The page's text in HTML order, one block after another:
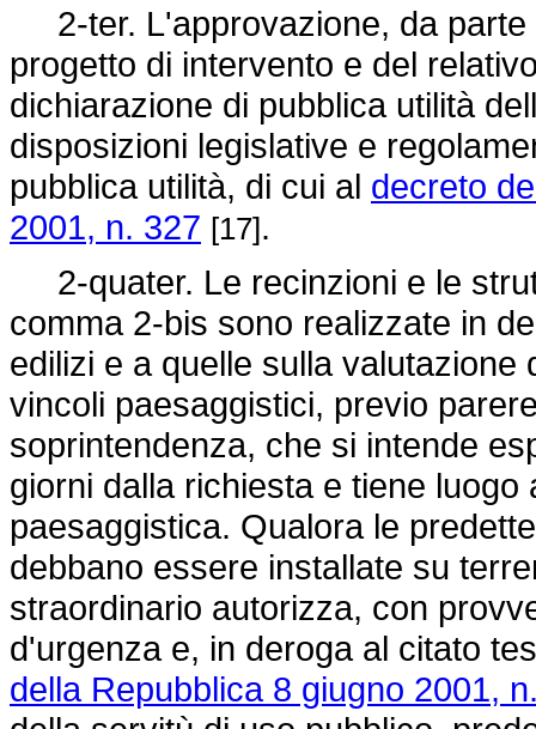
2-ter. L'approvazione, da parte
progetto di intervento e del
dichiarazione di pubblica utilità
disposizioni legislative e
pubblica utilità, di cui al decreto
2001, n. 327 [17].
2-quater. Le recinzioni e le
comma 2-bis sono realizzate in
edilizi e a quelle sulla
vincoli paesaggistici, previo
soprintendenza, che si intende
giorni dalla richiesta e tiene
paesaggistica. Qualora le
debbano essere installate su
straordinario autorizza, con
d'urgenza e, in deroga al citato
della Repubblica 8 giugno 2001,